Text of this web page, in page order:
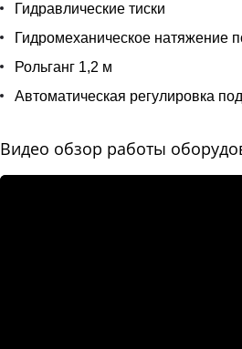
Гидравлические тиски
Гидромеханическое натяжение
Рольганг 1,2 м
Автоматическая регулировка
Видео обзор работы